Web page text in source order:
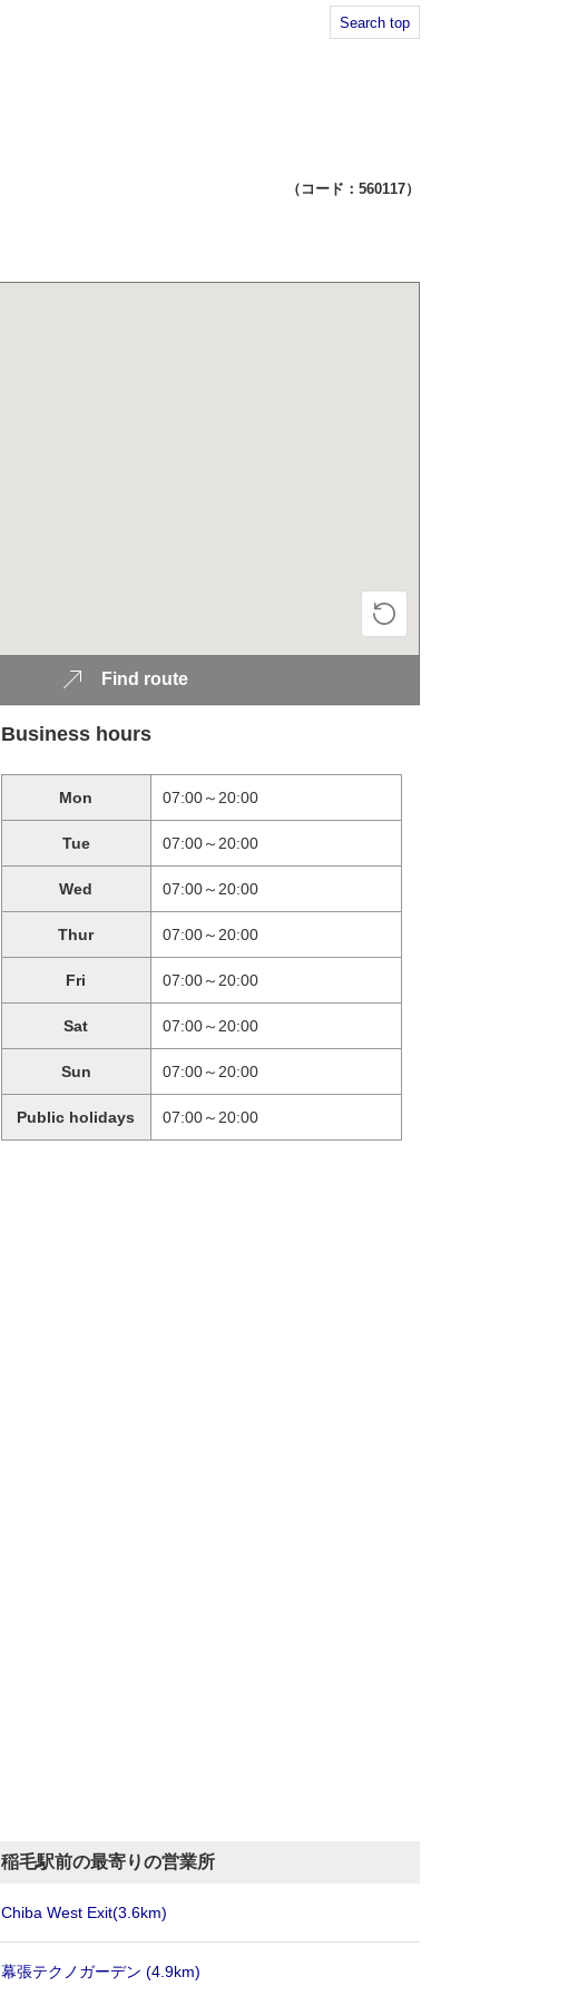
Search top
（コード：560117）
Find route
Business hours
Mon 07:00～20:00
Tue 07:00～20:00
Wed 07:00～20:00
Thur 07:00～20:00
Fri 07:00～20:00
Sat 07:00～20:00
Sun 07:00～20:00
Public holidays 07:00～20:00
稲毛駅前の最寄りの営業所
Chiba West Exit(3.6km)
幕張テクノガーデン (4.9km)